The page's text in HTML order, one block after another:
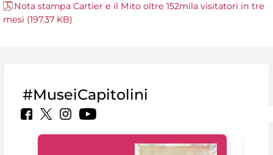
Nota stampa Cartier e il Mito oltre 152mila visitatori in tre
mesi (197.37 KB)
#MuseiCapitolini